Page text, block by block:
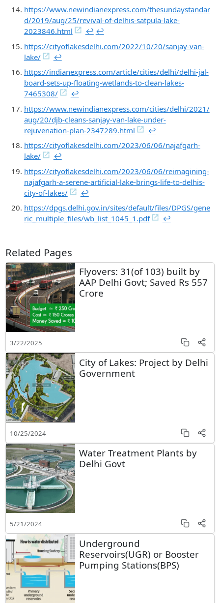
https://www.newindianexpress.com/thesundaystandar
d/2019/aug/25/revival-of-delhis-satpula-lake-
2023846.html
↩︎ ↩︎
https://cityoflakesdelhi.com/2022/10/20/sanjay-van-
lake/
↩︎
https://indianexpress.com/article/cities/delhi/delhi-jal-
board-sets-up-floating-wetlands-to-clean-lakes-
7465308/
↩︎
https://www.newindianexpress.com/cities/delhi/2021/
aug/20/djb-cleans-sanjay-van-lake-under-
rejuvenation-plan-2347289.html
↩︎
https://cityoflakesdelhi.com/2023/06/06/najafgarh-
lake/
↩︎
https://cityoflakesdelhi.com/2023/06/06/reimagining-
najafgarh-a-serene-artificial-lake-brings-life-to-delhis-
city-of-lakes/
↩︎
https://dpgs.delhi.gov.in/sites/default/files/DPGS/gene
ric_multiple_files/wb_list_1045_1.pdf
↩︎
Related Pages
Flyovers: 31(of 103) built by
AAP Delhi Govt; Saved Rs 557
Crore
3/22/2025
City of Lakes: Project by Delhi
Government
10/25/2024
Water Treatment Plants by
Delhi Govt
5/21/2024
Underground
Reservoirs(UGR) or Booster
Pumping Stations(BPS)